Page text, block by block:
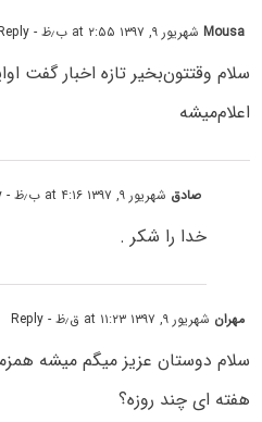
Mousaشهریور ۹, ۱۳۹۷ at ۲:۵۵ ب٫ظ - Reply
سلام وقتتون‌بخیر تازه اخبار گفت
اعلام‌میشه
صادق شهریور ۹, ۱۳۹۷ at ۴:۱۶ ب٫ظ - Reply
خدا را شکر .
مهران شهریور ۹, ۱۳۹۷ at ۱۱:۲۳ ق٫ظ - Reply
سلام دوستان عزیز میگم میشه
هفته ای چند روزه؟